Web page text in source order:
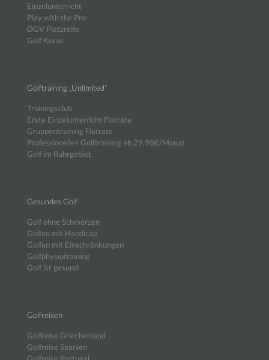
Einzelunterricht
Play with the Pro
DGV Platzreife
Golf Kurse
Golftraining „Unlimited“
Trainingsclub
Erste Einzelunterricht Flatrate
Gruppentraining Flatrate
Professionelles Golftraining ab 29,90€/Monat
Golf im Ruhrgebiet
Gesundes Golf
Golf ohne Schmerzen
Golfen mit Handicap
Golfen mit Einschränkungen
Golfphysiotraining
Golf ist gesund
Golfreisen
Golfreise Griechenland
Golfreise Spanien